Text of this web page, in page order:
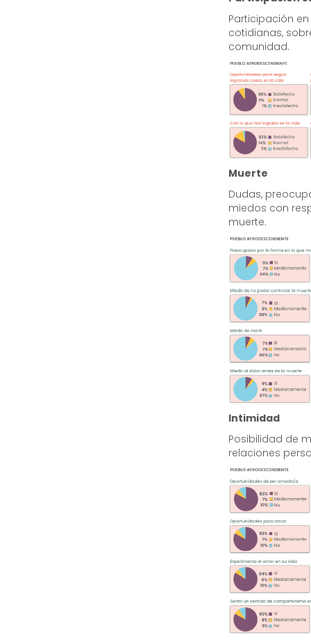
Participación
cotidianas,
comunidad.
Muerte
Dudas,
miedos con
muerte.
Intimidad
Posibilidad de
relaciones